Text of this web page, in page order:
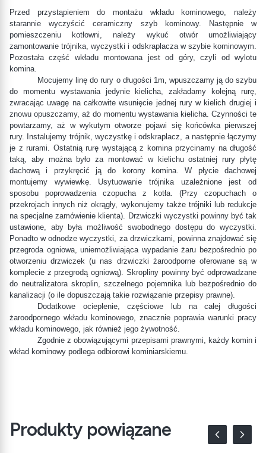
Przed przystąpieniem do montażu wkładu kominowego, należy
starannie wyczyścić ceramiczny szyb kominowy. Następnie w
pomieszczeniu kotłowni, należy wykuć otwór umożliwiający
zamontowanie trójnika, wyczystki i odskraplacza w szybie kominowym.
Pozostała część wkładu montowana jest od góry, czyli od wylotu
komina.
Mocujemy linę do rury o długości 1m, wpuszczamy ją do szybu
do momentu wystawania jedynie kielicha, zakładamy kolejną rurę,
zwracając uwagę na całkowite wsunięcie jednej rury w kielich drugiej i
znowu opuszczamy, aż do momentu wystawania kielicha. Czynności te
powtarzamy, aż w wykutym otworze pojawi się końcówka pierwszej
rury. Instalujemy trójnik, wyczystkę i odskraplacz, a następnie łączymy
je z rurami. Ostatnią rurę wystającą z komina przycinamy na długość
taką, aby można było za montować w kielichu ostatniej rury płytę
dachową i przykręcić ją do korony komina. W płycie dachowej
montujemy wywiewkę. Usytuowanie trójnika uzależnione jest od
sposobu poprowadzenia czopucha z kotła. (Przy czopuchach o
przekrojach innych niż okrągły, wykonujemy także trójniki lub redukcje
na specjalne zamówienie klienta). Drzwiczki wyczystki powinny być tak
ustawione, aby była możliwość swobodnego dostępu do wyczystki.
Ponadto w odnodze wyczystki, za drzwiczkami, powinna znajdować się
przegroda ogniowa, uniemożliwiająca wypadanie żaru bezpośrednio po
otworzeniu drzwiczek (u nas drzwiczki żaroodporne oferowane są w
komplecie z przegrodą ogniową). Skropliny powinny być odprowadzane
do neutralizatora skroplin, szczelnego pojemnika lub bezpośrednio do
kanalizacji (o ile dopuszczają takie rozwiązanie przepisy prawne).
Dodatkowe ocieplenie, częściowe lub na całej długości
żaroodpornego wkładu kominowego, znacznie poprawia warunki pracy
wkładu kominowego, jak również jego żywotność.
Zgodnie z obowiązującymi przepisami prawnymi, każdy komin i
wkład kominowy podlega odbiorowi kominiarskiemu.
Produkty powiązane